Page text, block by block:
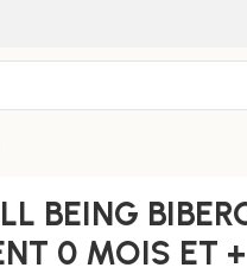
DEBIT LENT 0 MOIS ET +
BEING
0 MOIS ET +